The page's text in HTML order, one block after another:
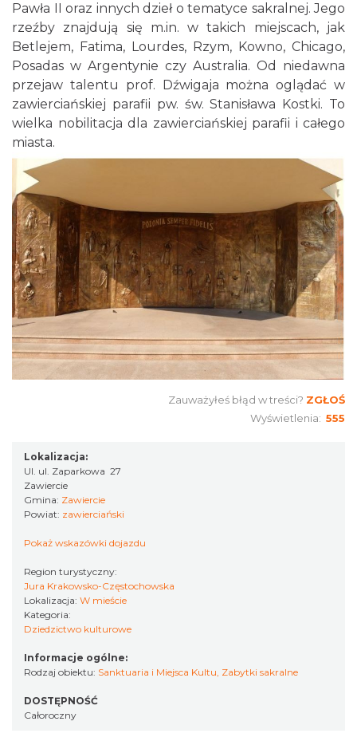
Pawła II oraz innych dzieł o tematyce sakralnej. Jego
rzeźby znajdują się m.in. w takich miejscach, jak
Betlejem, Fatima, Lourdes, Rzym, Kowno, Chicago,
Posadas w Argentynie czy Australia. Od niedawna
przejaw talentu prof. Dźwigaja można oglądać w
zawierciańskiej parafii pw. św. Stanisława Kostki. To
wielka nobilitacja dla zawierciańskiej parafii i całego
miasta.
Zauważyłeś błąd w treści? ZGŁOŚ
Wyświetlenia: 555
Lokalizacja:
Ul. ul. Zaparkowa 27
Zawiercie
Gmina: Zawiercie
Powiat: zawierciański
Pokaż wskazówki dojazdu
Region turystyczny:
Jura Krakowsko-Częstochowska
Lokalizacja: W mieście
Kategoria:
Dziedzictwo kulturowe
Informacje ogólne:
Rodzaj obiektu: Sanktuaria i Miejsca Kultu, Zabytki sakralne
DOSTĘPNOŚĆ
Całoroczny